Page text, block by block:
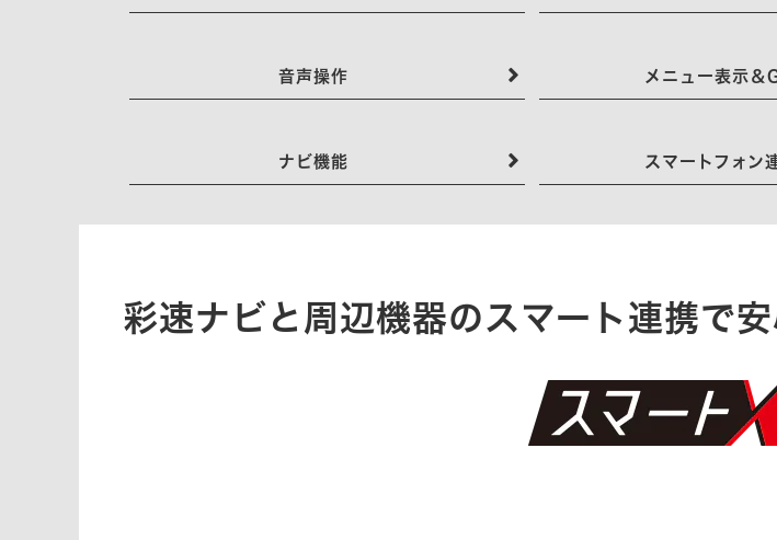
音声操作 メニュー表示＆
ナビ機能 スマートフォン
彩速ナビと周辺機器のスマート連携で